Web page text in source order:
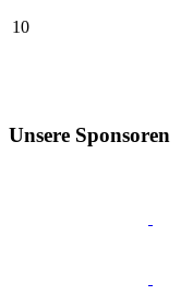
10
Unsere Sponsoren